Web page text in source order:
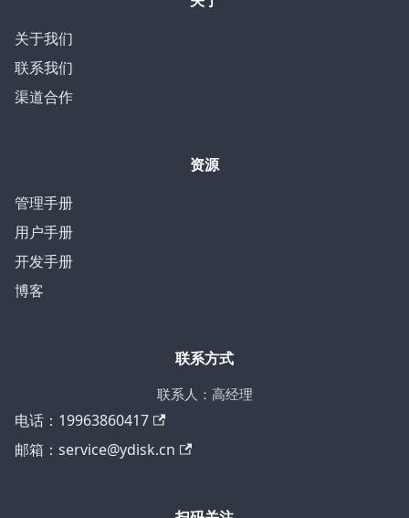
关于我们
联系我们
渠道合作
资源
管理手册
用户手册
开发手册
博客
联系方式
联系人：高经理
电话：19963860417
邮箱：service@ydisk.cn